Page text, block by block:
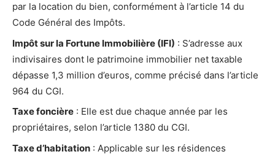
par la location du bien, conformément à l’article 14 du
Code Général des Impôts.
Impôt sur la Fortune Immobilière (IFI) : S’adresse aux
indivisaires dont le patrimoine immobilier net taxable
dépasse 1,3 million d’euros, comme précisé dans l’article
964 du CGI.
Taxe foncière : Elle est due chaque année par les
propriétaires, selon l’article 1380 du CGI.
Taxe d’habitation : Applicable sur les résidences